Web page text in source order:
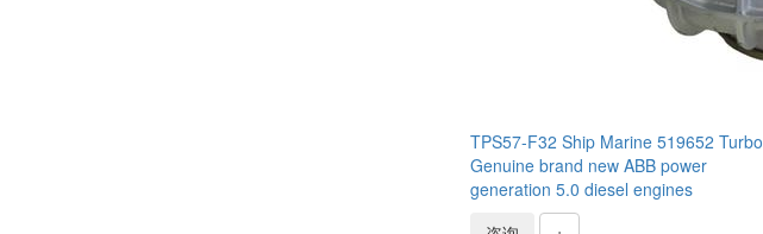
TPS57-F32 Ship Marine 519652 Turbo
Genuine brand new ABB power
generation 5.0 diesel engines